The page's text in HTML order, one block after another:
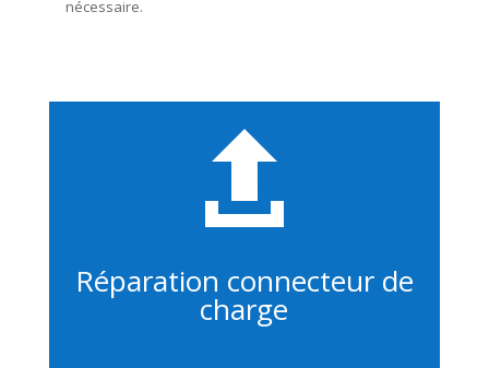
nécessaire.

Réparation connecteur de
charge